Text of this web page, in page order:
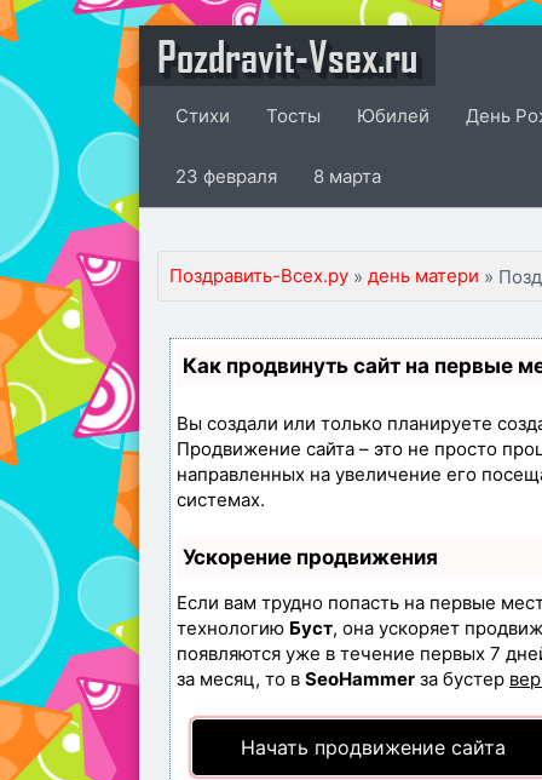
Pozdravit-Vsex.ru
Стихи Тосты Юбилей День
23 февраля 8 марта
Поздравить-Всех.ру » день матери »
Как продвинуть сайт на первые
Вы создали или только планируете
Продвижение сайта – это не просто
направленных на увеличение его
системах.
Ускорение продвижения
Если вам трудно попасть на первые
технологию Буст, она ускоряет
появляются уже в течение первых 7
за месяц, то в SeoHammer за бустер
Начать продвижение сайта